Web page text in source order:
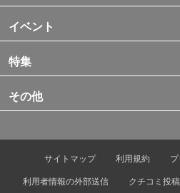
イベント
特集
その他
サイトマップ 利用規約
利用者情報の外部送信
クチコミ投